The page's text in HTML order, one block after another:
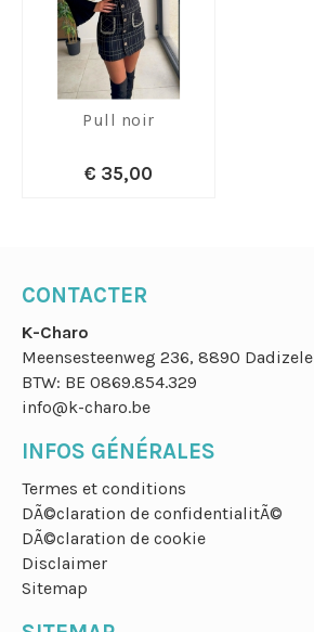
Pull noir
€ 35,00
CONTACTER
K-Charo
Meensesteenweg 236, 8890 Dadizele
BTW: BE 0869.854.329
info@k-charo.be
INFOS GÉNÉRALES
Termes et conditions
DÃ©claration de confidentialitÃ©
DÃ©claration de cookie
Disclaimer
Sitemap